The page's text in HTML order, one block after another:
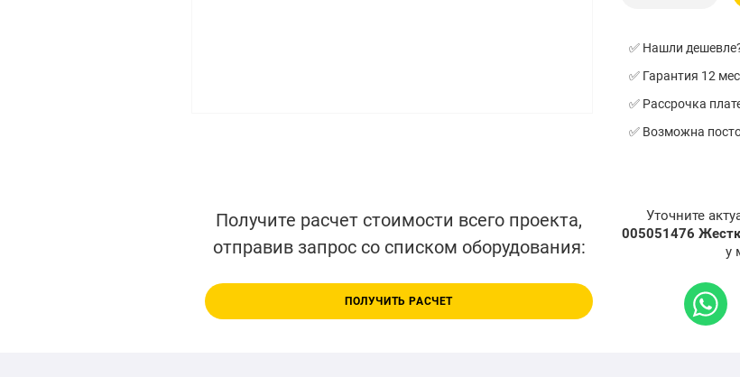
✅ Нашли
✅ Гарантия 12
✅ Рассрочка
✅ Возможна
Получите расчет стоимости всего проекта,
отправив запрос со списком оборудования:
ПОЛУЧИТЬ РАСЧЕТ
Уточните
005051476
у